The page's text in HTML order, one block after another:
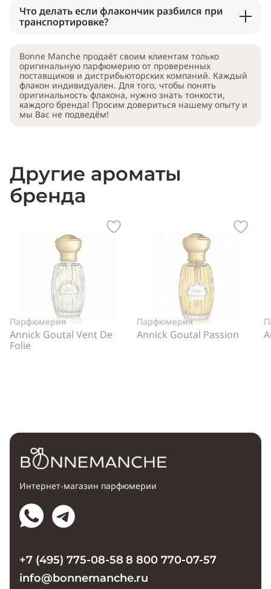
Что делать если флакончик разбился при
транспортировке?
Bonne Manche продаёт своим клиентам только
оригинальную парфюмерию от проверенных
поставщиков и дистрибьюторских компаний. Каждый
флакон индивидуален. Для того, чтобы понять
оригинальность флакона, нужно знать тонкости,
каждого бренда! Просим довериться нашему опыту и
мы Вас не подведём!
Другие ароматы
бренда
Парфюмерия
Annick Goutal Vent De
Folie
Парфюмерия
Annick Goutal Passion
Интернет-магазин парфюмерии
+7 (495) 775-08-58 8 800 770-07-57
info@bonnemanche.ru